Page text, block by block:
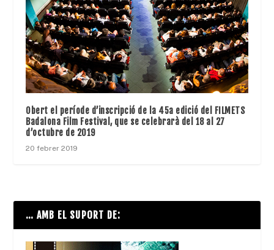
Obert el període d’inscripció de la 45a edició del FILMETS
Badalona Film Festival, que se celebrarà del 18 al 27
d’octubre de 2019
20 febrer 2019
… AMB EL SUPORT DE: